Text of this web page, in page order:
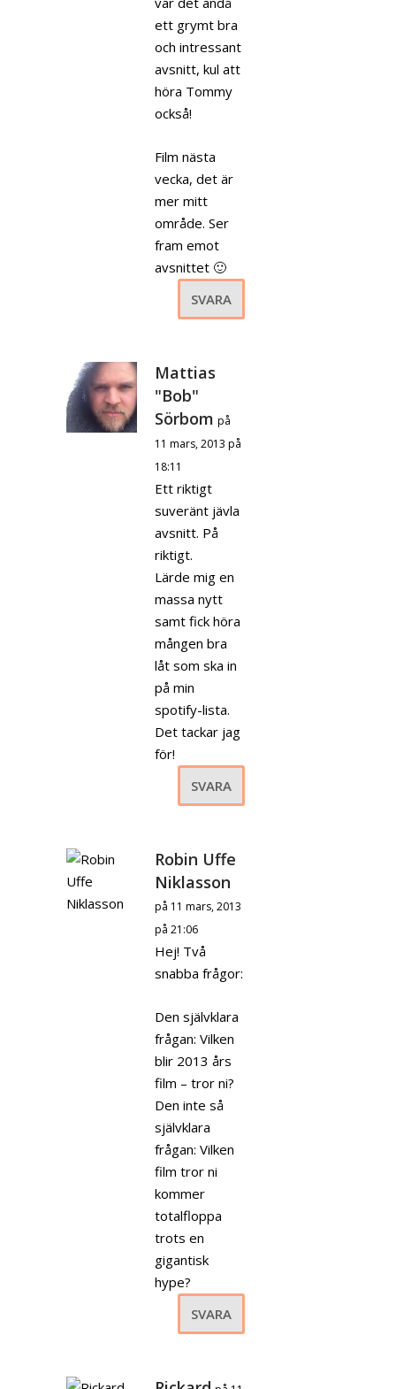
ett grymt bra
och intressant
avsnitt, kul att
höra Tommy
också!
Film nästa
vecka, det är
mer mitt
område. Ser
fram emot
avsnittet 🙂
SVARA
Mattias
"Bob"
Sörbom på
11 mars, 2013 på
18:11
Ett riktigt
suveränt jävla
avsnitt. På
riktigt.
Lärde mig en
massa nytt
samt fick höra
mången bra
låt som ska in
på min
spotify-lista.
Det tackar jag
för!
SVARA
Robin Uffe
Niklasson
på 11 mars, 2013
på 21:06
Hej! Två
snabba frågor:
Den självklara
frågan: Vilken
blir 2013 års
film – tror ni?
Den inte så
självklara
frågan: Vilken
film tror ni
kommer
totalfloppa
trots en
gigantisk
hype?
SVARA